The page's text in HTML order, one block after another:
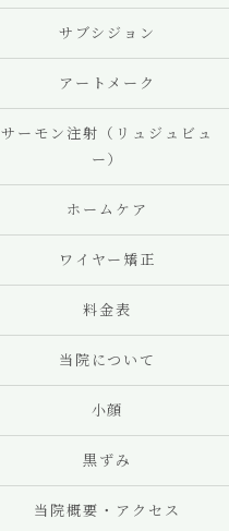
サブシジョン
アートメーク
サーモン注射（リュジュビュ
ー）
ホームケア
ワイヤー矯正
料金表
当院について
小顔
黒ずみ
当院概要・アクセス